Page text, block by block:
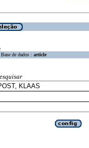
Base de dados : article